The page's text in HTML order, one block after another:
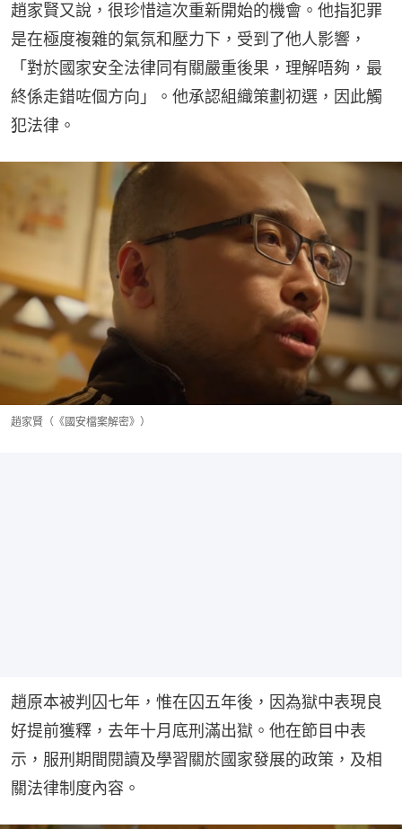
趙家賢又說，很珍惜這次重新開始的機會。他指犯罪
是在極度複雜的氣氛和壓力下，受到了他人影響，
「對於國家安全法律同有關嚴重後果，理解唔夠，最
終係走錯咗個方向」。他承認組織策劃初選，因此觸
犯法律。
趙家賢（《國安檔案解密》）
趙原本被判囚七年，惟在囚五年後，因為獄中表現良
好提前獲釋，去年十月底刑滿出獄。他在節目中表
示，服刑期間閱讀及學習關於國家發展的政策，及相
關法律制度內容。